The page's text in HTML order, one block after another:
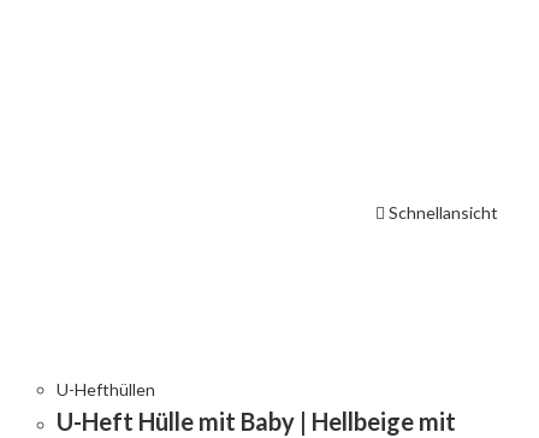
Schnellansicht
U-Hefthüllen
U-Heft Hülle mit Baby | Hellbeige mit